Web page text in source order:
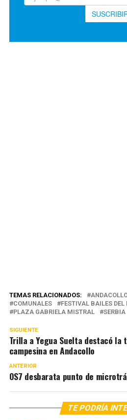
TEMAS RELACIONADOS:
COMUNALES
FESTIVAL BAILES DEL
PLAZA GABRIELA MISTRAL
SERBIA
SIGUIENTE
Trilla a Yegua Suelta destacó
campesina en Andacollo
ANTERIOR
OS7 desbarata punto de
TE PODRÍA